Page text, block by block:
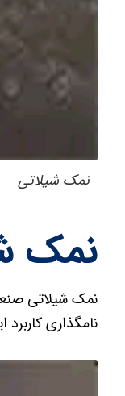
نمک شیلاتی
نمک
نمک شیلاتی
نامگذاری